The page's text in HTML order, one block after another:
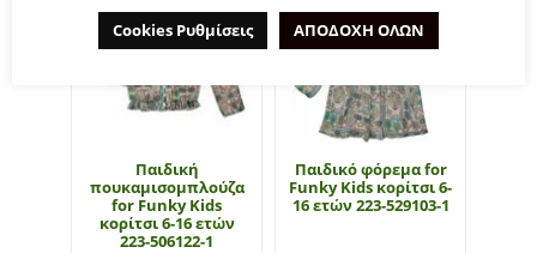
Παιδική
πουκαμισομπλούζα
for Funky Kids
κορίτσι 6-16 ετών
223-506122-1
Παιδικό φόρεμα for
Funky Kids κορίτσι 6-
16 ετών 223-529103-1
Cookies Ρυθμίσεις ΑΠΟΔΟΧΗ ΟΛΩΝ